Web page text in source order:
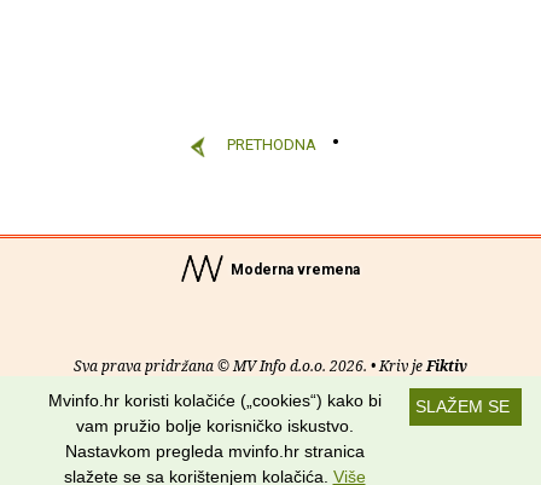
PRETHODNA
Moderna vremena
Sva prava pridržana © MV Info d.o.o. 2026. • Kriv jeFiktiv
Uvjeti korištenja RSS kanali
Potraži nas na:
SLAŽEM SE
Mvinfo.hr koristi kolačiće („cookies“) kako bi
vam pružio bolje korisničko iskustvo.
Nastavkom pregleda mvinfo.hr stranica
slažete se sa korištenjem kolačića. Više